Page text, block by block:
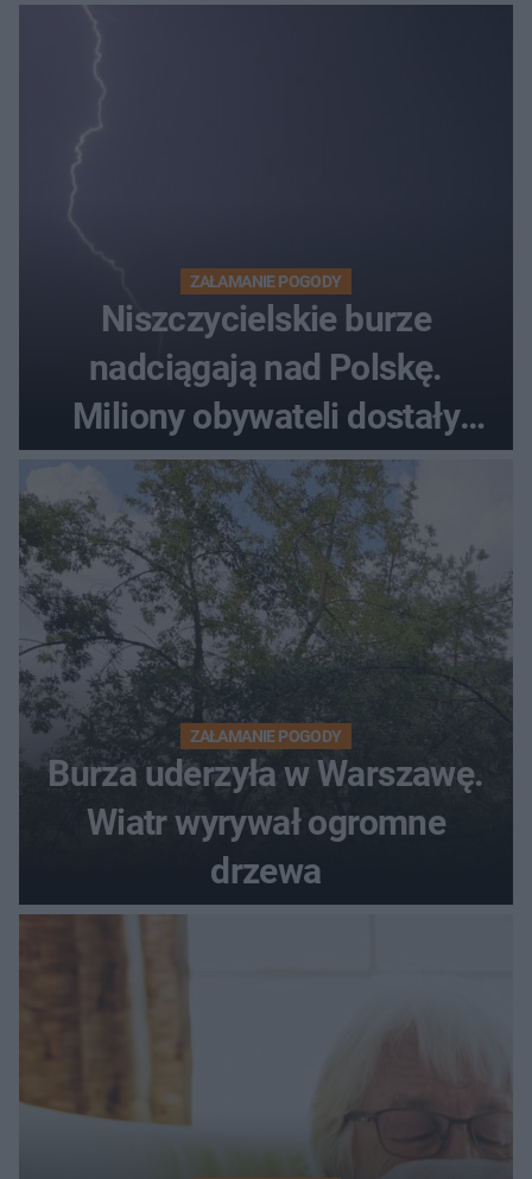
ZAŁAMANIE POGODY
Niszczycielskie burze
nadciągają nad Polskę.
Miliony obywateli dostały
wiadomości z pilnym
ostrzeżeniem
ZAŁAMANIE POGODY
Burza uderzyła w Warszawę.
Wiatr wyrywał ogromne
drzewa